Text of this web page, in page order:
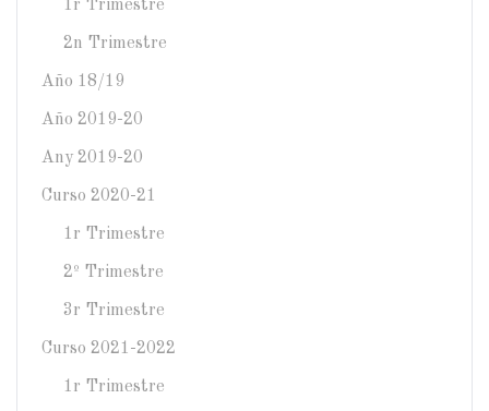
1r Trimestre
2n Trimestre
Año 18/19
Año 2019-20
Any 2019-20
Curso 2020-21
1r Trimestre
2º Trimestre
3r Trimestre
Curso 2021-2022
1r Trimestre